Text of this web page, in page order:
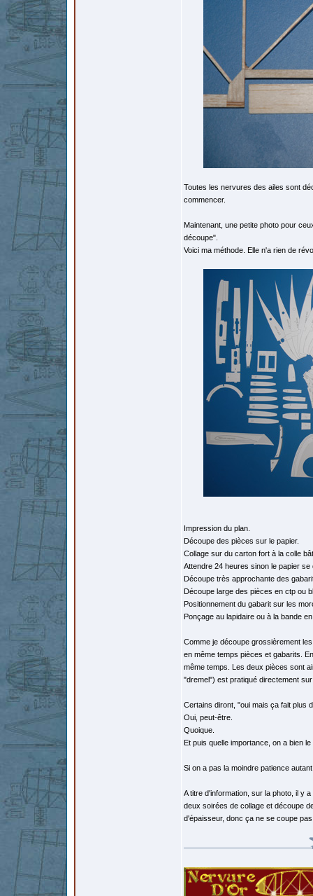
Toutes les nervures des ailes sont
commencer.
Maintenant, une petite photo pour
découpe".
Voici ma méthode. Elle n'a rien de
Impression du plan.
Découpe des pièces sur le papier.
Collage sur du carton fort à la colle
Attendre 24 heures sinon le papier se
Découpe très approchante des
Découpe large des pièces en ctp ou
Positionnement du gabarit sur les
Ponçage au lapidaire ou à la bande
Comme je découpe grossièrement
en même temps pièces et gabarits.
même temps. Les deux pièces sont
"dremel") est pratiqué directement
Certains diront, "oui mais ça fait plus
Oui, peut-être.
Quoique.
Et puis quelle importance, on a bien le
Si on a pas la moindre patience
A titre d'information, sur la photo, il y
deux soirées de collage et découpe
d'épaisseur, donc ça ne se coupe